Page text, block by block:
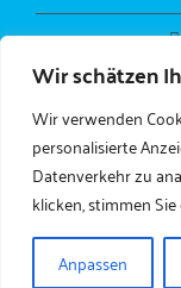
Wir schätzen
Wir verwenden
personalisierte
Datenverkehr zu
klicken, stimmen
Anpassen
Copyright 2024